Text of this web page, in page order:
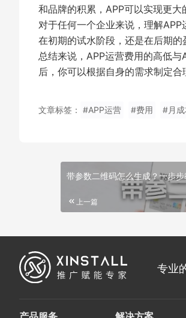
和品牌的积累，APP可以实现更大
对于任何一个企业来说，理解
在初期的试水阶段，还是在后期的
总结来说，APP运营费用的高低
后，你可以根据自身的需求制定
文章标签： #APP运营 #费用 #月成
带参数二维码怎么生成？一步
上一篇
专业